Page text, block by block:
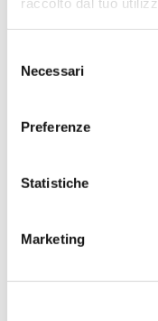
delNecessari
Preferenze
Statistiche
Marketing
Ho acquistato un
microfono
strumento è a dir
Simone
★★★★★
puntuale e cordiale,
effettivamente